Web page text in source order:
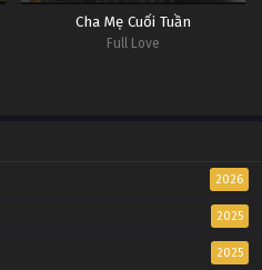
Cha Mẹ Cuối Tuần
Full Love
2026
2025
2025